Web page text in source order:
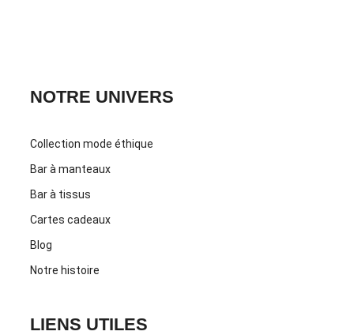
NOTRE UNIVERS
Collection mode éthique
Bar à manteaux
Bar à tissus
Cartes cadeaux
Blog
Notre histoire
LIENS UTILES